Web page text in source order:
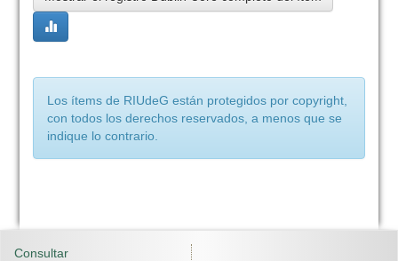
Los ítems de RIUdeG están protegidos por copyright,
con todos los derechos reservados, a menos que se
indique lo contrario.
Consultar